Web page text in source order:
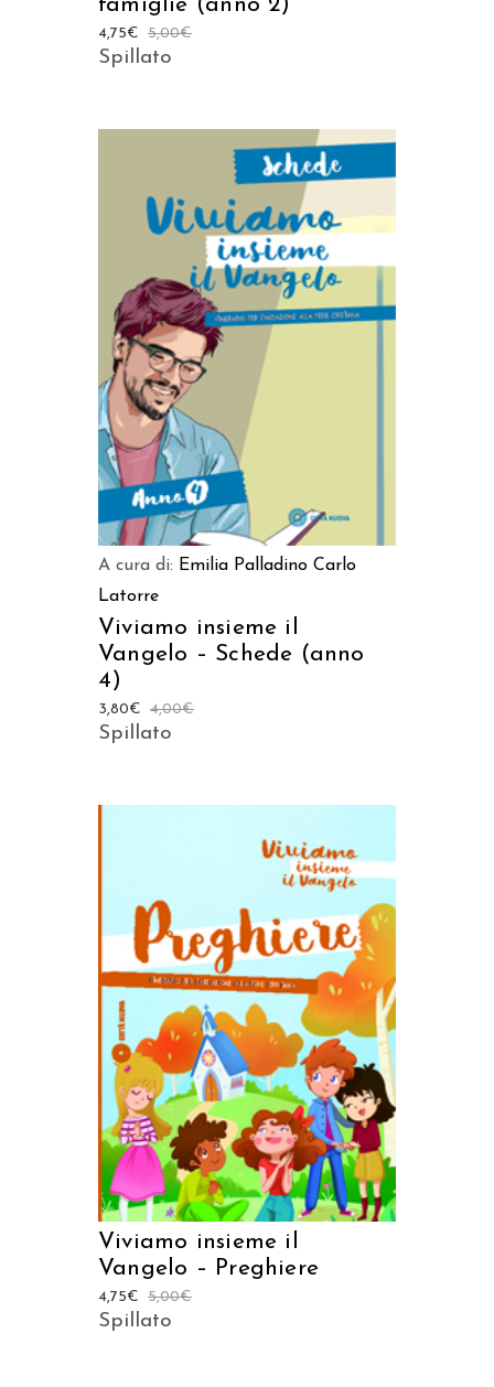
famiglie (anno 2)
5,00€
4,75€
Spillato
AGGIUNGI AL CARRELLO
A cura di: Emilia Palladino Carlo
Latorre
Viviamo insieme il
Vangelo – Schede (anno
4)
4,00€
3,80€
Spillato
AGGIUNGI AL CARRELLO
Viviamo insieme il
Vangelo – Preghiere
5,00€
4,75€
Spillato